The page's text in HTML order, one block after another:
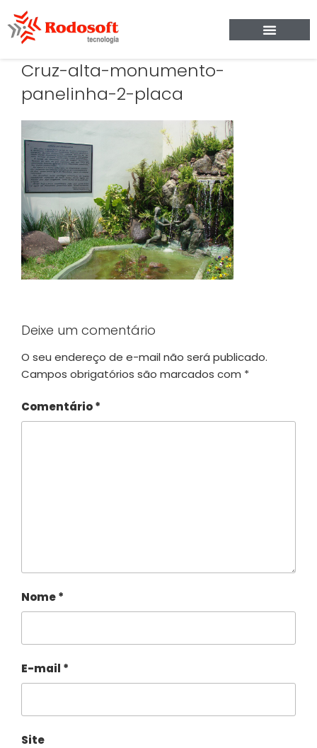
Cruz-alta-monumento-
panelinha-2-placa
Deixe um comentário
O seu endereço de e-mail não será publicado.
Campos obrigatórios são marcados com *
Comentário*
Nome*
E-mail *
Site